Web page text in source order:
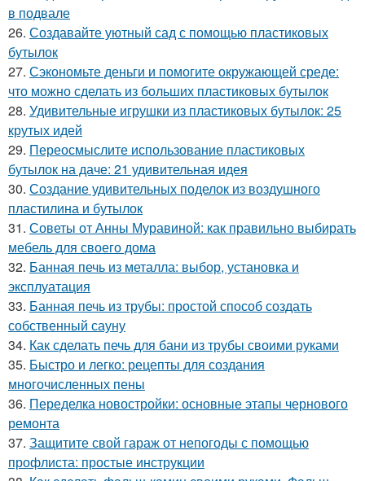
в подвале
26. Создавайте уютный сад с помощью пластиковых
бутылок
27. Сэкономьте деньги и помогите окружающей среде:
что можно сделать из больших пластиковых бутылок
28. Удивительные игрушки из пластиковых бутылок: 25
крутых идей
29. Переосмыслите использование пластиковых
бутылок на даче: 21 удивительная идея
30. Создание удивительных поделок из воздушного
пластилина и бутылок
31. Советы от Анны Муравиной: как правильно выбирать
мебель для своего дома
32. Банная печь из металла: выбор, установка и
эксплуатация
33. Банная печь из трубы: простой способ создать
собственный сауну
34. Как сделать печь для бани из трубы своими руками
35. Быстро и легко: рецепты для создания
многочисленных пены
36. Переделка новостройки: основные этапы чернового
ремонта
37. Защитите свой гараж от непогоды с помощью
профлиста: простые инструкции